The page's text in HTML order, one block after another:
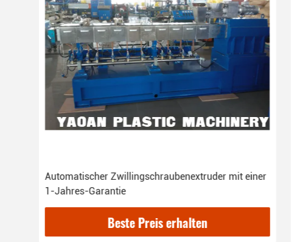
Automatischer Zwillingschraubenextruder mit einer
1-Jahres-Garantie
Beste Preis erhalten